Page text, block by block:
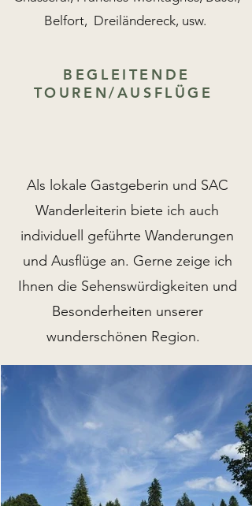
Belfort, Dreiländereck, usw.
BEGLEITENDE
TOUREN/AUSFLÜGE
Als lokale Gastgeberin und SAC
Wanderleiterin biete ich auch
individuell geführte Wanderungen
und Ausflüge an. Gerne zeige ich
Ihnen die Sehenswürdigkeiten und
Besonderheiten unserer
wunderschönen Region.